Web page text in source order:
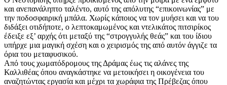
και ανεπανάληπτο ταλέντο, αυτό της απόλυτης “επικοινωνίας” με
την ποδοσφαιρική μπάλα. Χωρίς κάποιος να τον μυήσει και να του
διδάξει οτιδήποτε, ο λεπτοκαμωμένος και ντελικάτος πιτσιρίκος
έδειξε εξ’ αρχής ότι μεταξύ της “στρογγυλής θεάς” και του ίδιου
υπήρχε μια μαγική σχέση και ο χειρισμός της από αυτόν άγγιζε τα
όρια του μεταφυσικού.
Από τους χωματόδρομους της Δράμας έως τις αλάνες της
Καλλιθέας όπου αναγκάστηκε να μετοικήσει η οικογένεια του
αναζητώντας εργασία και μέχρι τα χωράφια της Πρέβεζας όπου